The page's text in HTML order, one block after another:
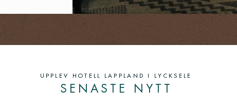
UPPLEV HOTELL LAPPLAND I LYCKSELE
SENASTE NYTT